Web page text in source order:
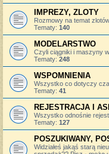
IMPREZY, ZLOTY
Rozmowy na temat
Tematy: 140
MODELARSTWO
Czyli ciągniki i maszyny
Tematy: 248
WSPOMNIENIA
Wszystko co dotyczy
Tematy: 41
REJESTRACJA I
Wszystko odnośnie
Tematy: 127
POSZUKIWANY,
Widziałeś jakąś starą